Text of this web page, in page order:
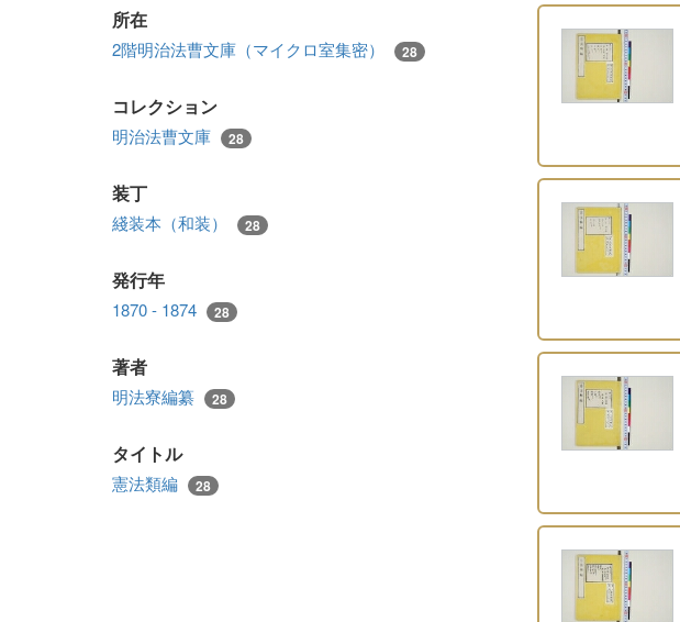
所在
2階明治法曹文庫（マイクロ室集密） 28
コレクション
明治法曹文庫 28
装丁
綫装本（和装） 28
発行年
1870 - 1874 28
著者
明法寮編纂 28
タイトル
憲法類編 28